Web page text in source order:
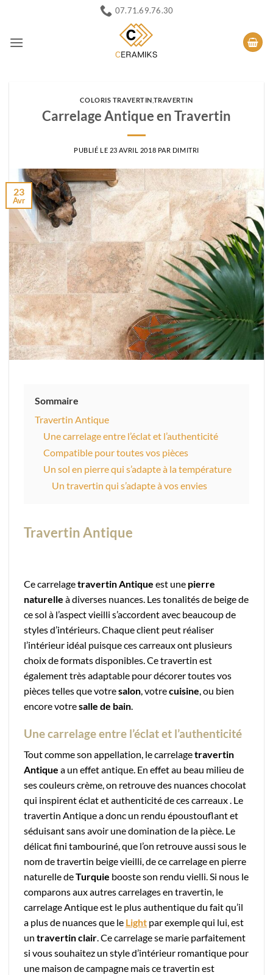
contenu
07.71.69.76.30
COLORIS TRAVERTIN TRAVERTIN
Carrelage Antique en Travertin
PUBLIÉ LE 23 AVRIL 2018 PAR DIMITRI
23
Avr
Sommaire
Travertin Antique
Une carrelage entre l’éclat et l’authenticité
Compatible pour toutes vos pièces
Un sol en pierre qui s’adapte à la température
Un travertin qui s’adapte à vos envies
Travertin Antique
Ce carrelagetravertin Antique est une pierre
naturelle à diverses nuances. Les tonalités de beige de
ce sol à l’aspect vieilli s’accordent avec beaucoup de
styles d’intérieurs. Chaque client peut réaliser
l’intérieur idéal puisque ces carreaux ont plusieurs
choix de formats disponibles. Ce travertin est
également très adaptable pour décorer toutes vos
pièces telles que votresalon, votrecuisine, ou bien
encore votresalle de bain.
Une carrelage entre l’éclat et l’authenticité
Tout comme son appellation, le carrelagetravertin
Antique a un effet antique. En effet au beau milieu de
ses couleurs crème, on retrouve des nuances chocolat
qui inspirent éclat et authenticité de ces carreaux . Le
travertin Antique a donc un rendu époustouflant et
séduisant sans avoir une domination de la pièce. Le
délicat fini tambouriné, que l’on retrouve aussi sous le
nom de travertin beige vieilli, de ce carrelage en pierre
naturelle deTurquie booste son rendu vielli. Si nous le
comparons aux autres carrelages en travertin, le
carrelage Antique est le plus authentique du fait qu’il
a plus de nuances que le Light par exemple qui lui, est
un travertin clair. Ce carrelage se marie parfaitement
si vous souhaitez un style d’intérieur romantique pour
une maison de campagne mais ce travertin est